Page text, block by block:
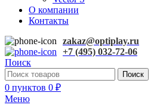
О компании
Контакты
zakaz@optiplay.ru
+7 (495) 032-72-06
Поиск
Поиск
0 пунктов 0 ₽
Меню